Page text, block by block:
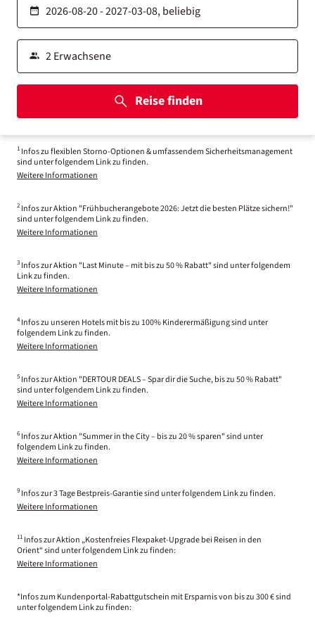
Reise finden
1 Infos zu flexiblen Storno-Optionen & umfassendem Sicherheitsmanagement
sind unter folgendem Link zu finden.
Weitere Informationen
2 Infos zur Aktion "Frühbucherangebote 2026: Jetzt die besten Plätze sichern!"
sind unter folgendem Link zu finden.
Weitere Informationen
3 Infos zur Aktion "Last Minute – mit bis zu 50 % Rabatt" sind unter folgendem
Link zu finden.
Weitere Informationen
4 Infos zu unseren Hotels mit bis zu 100% Kinderermäßigung sind unter
folgendem Link zu finden.
Weitere Informationen
5 Infos zur Aktion "DERTOUR DEALS – Spar dir die Suche, bis zu 50 % Rabatt"
sind unter folgendem Link zu finden.
Weitere Informationen
6 Infos zur Aktion "Summer in the City – bis zu 20 % sparen" sind unter
folgendem Link zu finden.
Weitere Informationen
9 Infos zur 3 Tage Bestpreis-Garantie sind unter folgendem Link zu finden.
Weitere Informationen
11 Infos zur Aktion „Kostenfreies Flexpaket-Upgrade bei Reisen in den
Orient“ sind unter folgendem Link zu finden:
Weitere Informationen
*Infos zum Kundenportal-Rabattgutschein mit Ersparnis von bis zu 300 € sind
unter folgendem Link zu finden: